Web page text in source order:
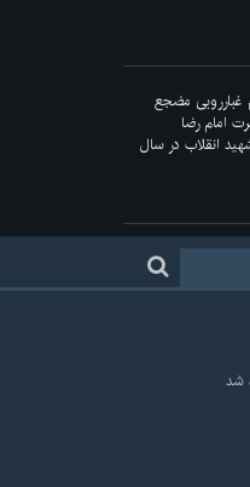
غبارروبی مضجع
امام رضا
انقلاب در سال
شد